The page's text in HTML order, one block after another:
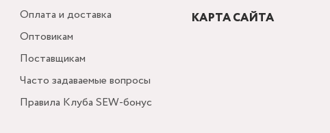
Оплата и доставка
Оптовикам
Поставщикам
Часто задаваемые вопросы
Правила Клуба SEW-бонус
КАРТА САЙТА